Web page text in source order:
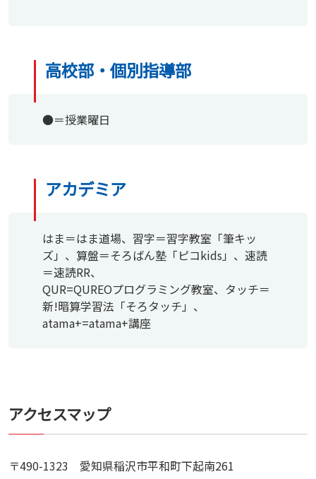
高校部・個別指導部
●＝授業曜日
アカデミア
はま＝はま道場、習字＝習字教室「筆キッ
ズ」、算盤＝そろばん塾「ピコkids」、速読
＝速読RR、
QUR=QUREOプログラミング教室、タッチ＝
新!暗算学習法「そろタッチ」、
atama+=atama+講座
アクセスマップ
〒490-1323 愛知県稲沢市平和町下起南261